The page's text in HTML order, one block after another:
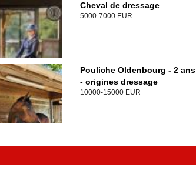
Cheval de dressage
5000-7000 EUR
Pouliche Oldenbourg - 2 ans
- origines dressage
10000-15000 EUR